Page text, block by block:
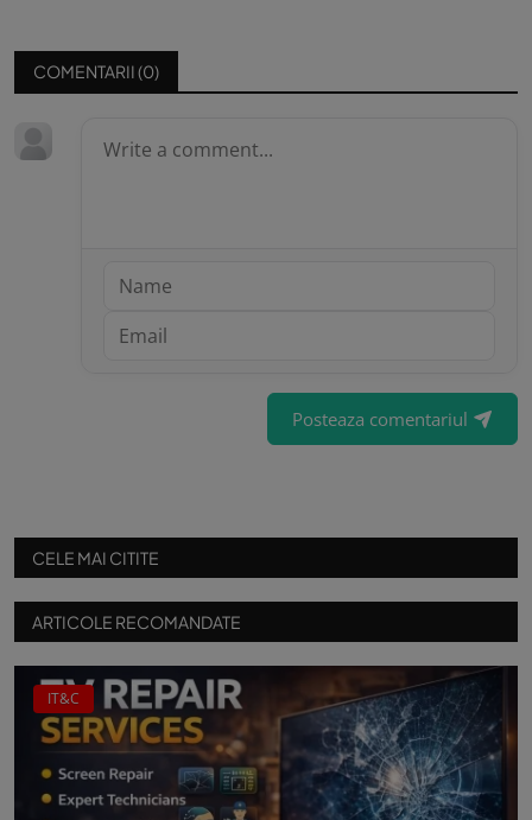
COMENTARII (0)
Posteaza comentariul
CELE MAI CITITE
ARTICOLE RECOMANDATE
IT&C